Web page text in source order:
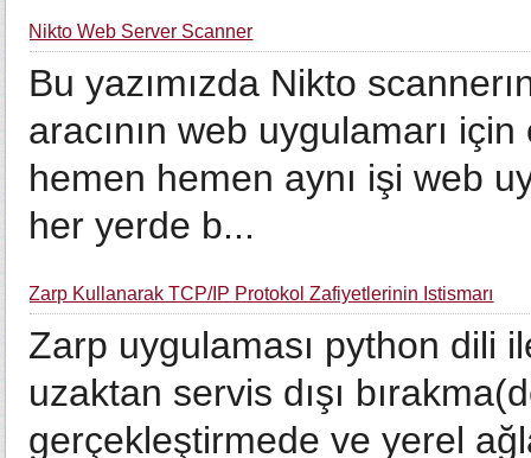
Nikto Web Server Scanner
Bu yazımızda Nikto
aracının web uygulamarı
hemen hemen aynı işi web
her yerde b...
Zarp Kullanarak TCP/IP Protokol Zafiyetlerinin İstismarı
Zarp uygulaması python dili
uzaktan servis dışı
gerçekleştirmede ve yerel